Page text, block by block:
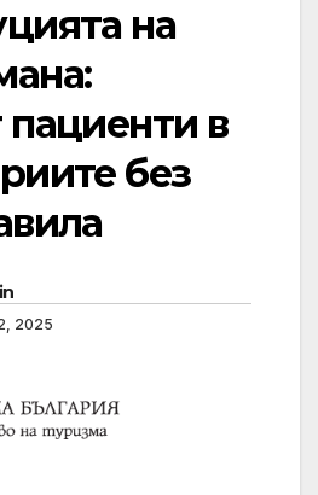
на
пациенти в
без
2025